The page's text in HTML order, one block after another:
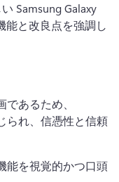
Samsung Galaxy
能と改良点を強調し
あるため、
られ、信憑性と信頼
能を視覚的かつ口頭